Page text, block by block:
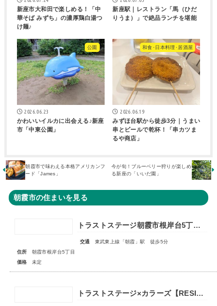
新座市大和田で楽しめる！「中
華そば みずち」の濃厚鶏白湯つ
け麺♪
新座駅｜レストラン「馬（ひだ
りうま）」で絶品ランチを堪能
公園
2026.06.23
かわいいイルカに出会える♪新座
市「中東公園」
和食･日本料理･居酒屋
2026.06.19
みずほ台駅から徒歩3分｜うまい
串とビールで乾杯！「串カツま
るや商店」
朝霞市で味わえる本格アメリカンフ
ード「James」
今が旬！ブルーベリー狩りが楽しめ
る新座の「いいだ園」
朝霞市の住まいを見る
トラストステージ朝霞市根岸台5丁目43期 全6区画◇販売予告◇
交通
東武東上線「朝霞」駅 徒歩5分
住所
朝霞市根岸台5丁目
価格
未定
トラストステージ×カラーズ【RESIDENCE】朝霞市膝折町1丁目12期 全2棟◇最終1棟◇